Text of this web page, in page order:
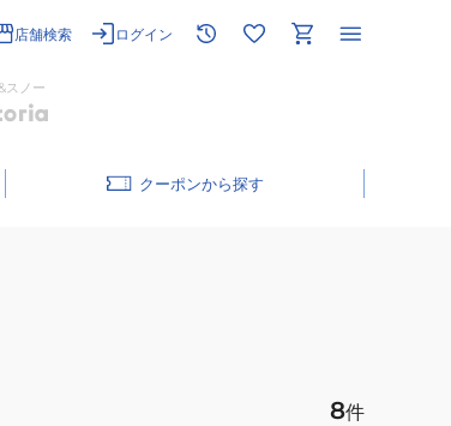
店舗検索 ログイン
スノー
クーポン
8件